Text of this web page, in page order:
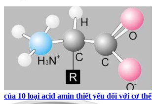
của 10 loại acid amin thiết yếu đối với cơ thể